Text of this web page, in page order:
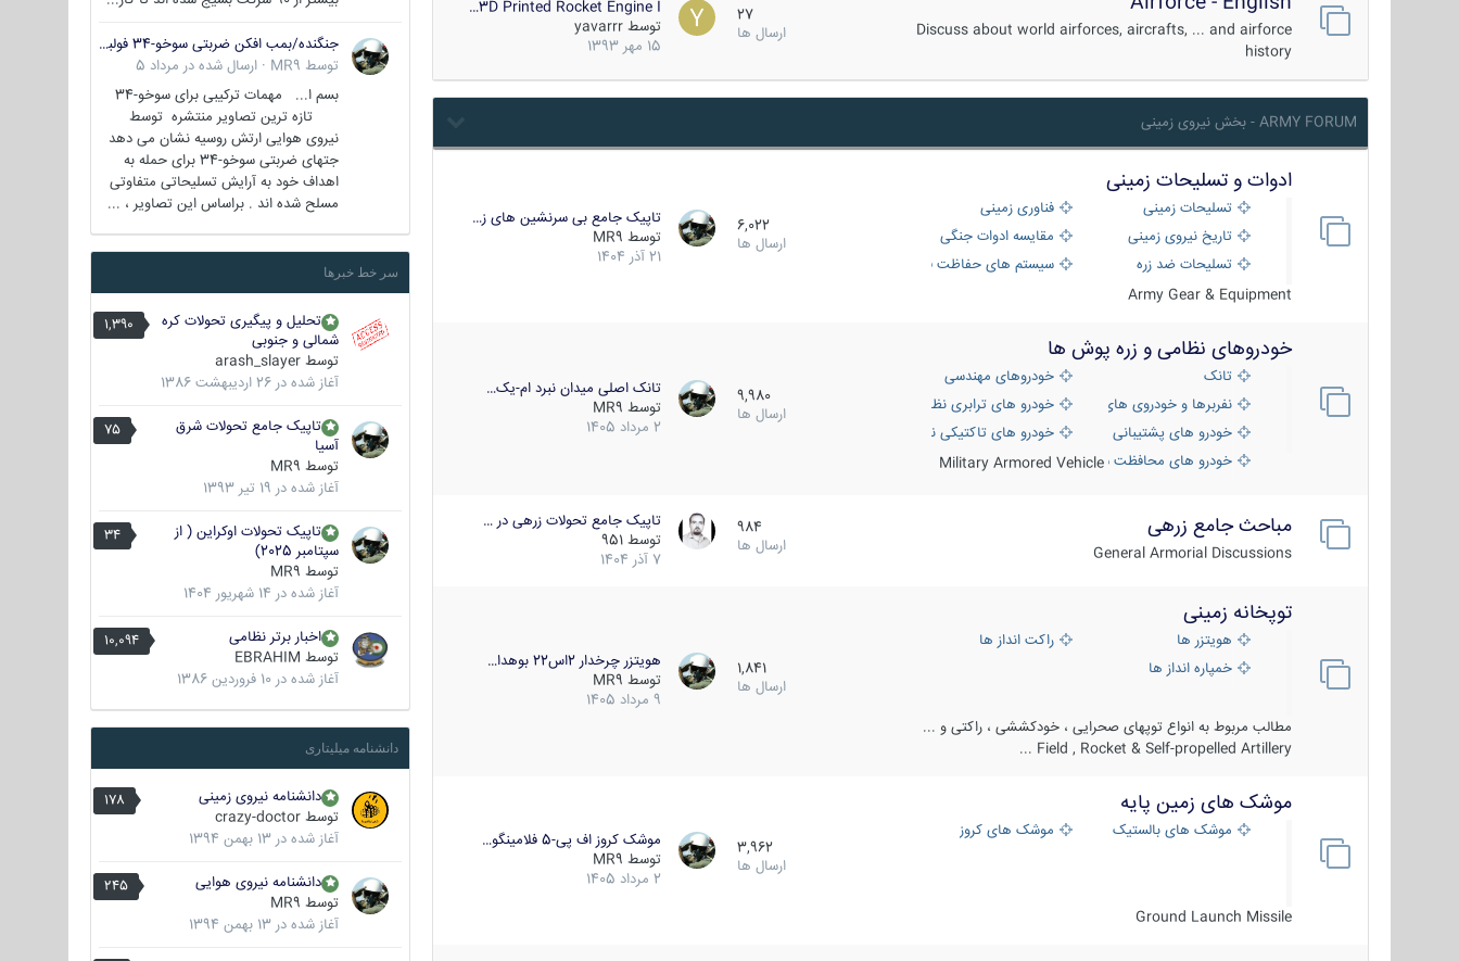
Discuss about world airforces, aircrafts, ... and airforce
history
27
ارسال ها
3D Printed Rocket Engine I…
توسط yavarrr
15 مهر 1393
ARMY FORUM - بخش نیروی زمینی
ادوات و تسلیحات زمینی
تسلیحات زمینی
فناوری زمینی
تاریخ نیروی زمینی
مقایسه ادوات جنگی
تسلیحات ضد زره
سیستم های حفاظت فعال
Army Gear & Equipment
6,022
ارسال ها
تاپیک جامع بی سرنشین های ز…
توسط MR9
21 آذر 1404
خودروهای نظامی و زره پوش ها
تانک
خودروهای مهندسی
نفربرها و خودروی های رزمی پیاده نظامخودرو های ترابری نظامی
خودرو های پشتیبانی آتش ، شناسایی و ضد تانک
خودرو های تاکتیکی نظامی
خودرو های محافظت شدهMilitary Armored Vehicle
9,980
ارسال ها
تانک اصلی میدان نبرد ام-یک…
توسط MR9
2 مرداد 1405
مباحث جامع زرهی
General Armorial Discussions
984
ارسال ها
تاپیک جامع تحولات زرهی در …
توسط 951
7 آذر 1404
توپخانه زمینی
هویتزر ها
راکت انداز ها
خمپاره انداز ها
مطالب مربوط به انواع توپهای صحرایی ، خودکششی ، راکتی و ...
Field , Rocket & Self-propelled Artillery ...
1,841
ارسال ها
هویتزر چرخدار 2اس22 بوهدا…
توسط MR9
9 مرداد 1405
موشک های زمین پایه
موشک های بالستیک موشک های کروز
Ground Launch Missile
3,962
ارسال ها
موشک کروز اف پی-5 فلامینگو…
توسط MR9
2 مرداد 1405
جنگنده/بمب افکن ضربتی سوخو-34 فولبک ( Sukhoi Su-34/Fullback)
توسط MR9
· ارسال شده در مرداد 5
بسم ا... مهمات ترکیبی برای سوخو-34
تازه ترین تصاویر منتشره توسط
نیروی هوایی ارتش روسیه نشان می دهد
جتهای ضربتی سوخو-34 برای حمله به
اهداف خود به آرایش تسلیحاتی متفاوتی
مسلح شده اند . براساس این تصاویر ، ...
سر خط خبرها
1,390
تحلیل و پیگیری تحولات کره
شمالی و جنوبی
توسط arash_slayer
آغاز شده در 26 اردیبهشت 1386
75
تاپیک جامع تحولات شرق
آسیا
توسط MR9
آغاز شده در 19 تیر 1393
34
تاپیک تحولات اوکراین ( از
سپتامبر 2025)
توسط MR9
آغاز شده در 14 شهریور 1404
10,094
اخبار برتر نظامی
توسط EBRAHIM
آغاز شده در 10 فروردین 1386
دانشنامه میلیتاری
178
دانشنامه نیروی زمینی
توسط crazy-doctor
آغاز شده در 13 بهمن 1394
245
دانشنامه نیروی هوایی
توسط MR9
آغاز شده در 13 بهمن 1394